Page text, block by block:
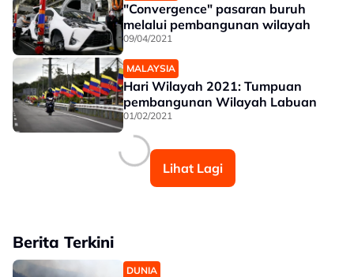
"Convergence" pasaran buruh
melalui pembangunan wilayah
09/04/2021
MALAYSIA
Hari Wilayah 2021: Tumpuan
pembangunan Wilayah Labuan
01/02/2021
Lihat Lagi
Berita Terkini
DUNIA